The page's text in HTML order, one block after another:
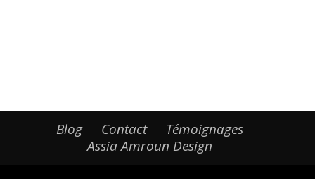
Blog Contact
Témoignages
Assia Amroun Design